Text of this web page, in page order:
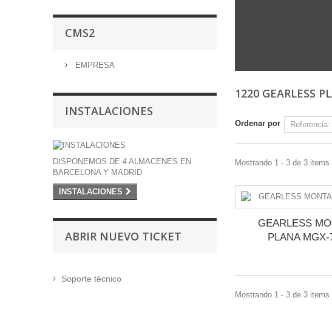
CMS2
EMPRESA
INSTALACIONES
DISPONEMOS DE 4 ALMACENES EN
BARCELONA Y MADRID
INSTALACIONES
ABRIR NUEVO TICKET
Soporte técnico
1220 GEARLESS
Ordenar por
Mostrando 1 - 3 de 3 items
GEARLESS
PLANA
Mostrando 1 - 3 de 3 items